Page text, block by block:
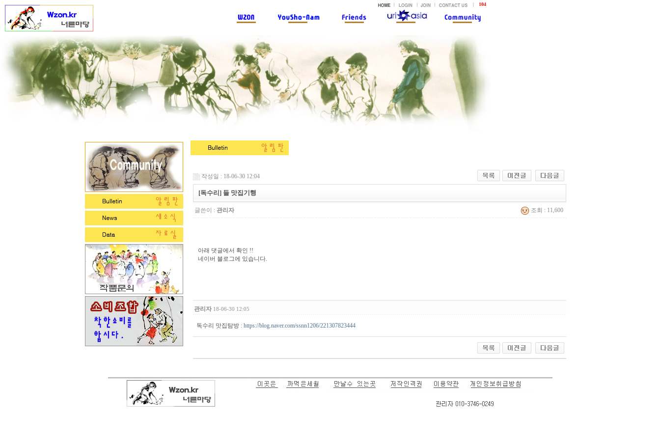
| 104
작성일 : 18-06-30 12:04
[독수리] 들 맛집기행
글쓴이 : 관리자 조회 : 11,600
아래 댓글에서 확인 !!
네이버 블로그에 있습니다.
관리자 18-06-30 12:05
독수리 맛집탐방 : https://blog.naver.com/ssnn1206/221307823444